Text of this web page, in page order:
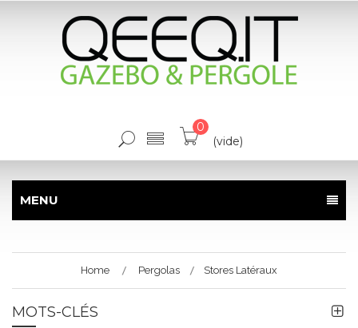
0
(vide)
MENU
Home Pergolas Stores Latéraux
MOTS-CLÉS